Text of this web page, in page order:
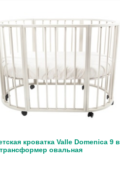
кроватка Valle Domenica 9 в
овальная